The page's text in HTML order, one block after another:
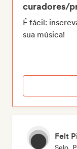
curadores/
É fácil:
sua música!
Felt